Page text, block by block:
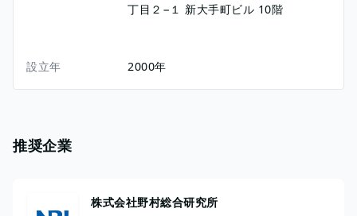
丁目２−１ 新大手町ビル 10階
設立年 2000年
推奨企業
株式会社野村総合研究所